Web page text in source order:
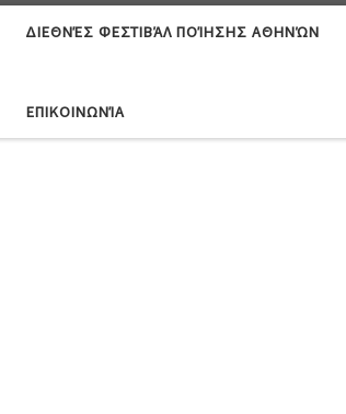
ΔΙΕΘΝΈΣ ΦΕΣΤΙΒΆΛ ΠΟΊΗΣΗΣ ΑΘΗΝΏΝ
ΕΠΙΚΟΙΝΩΝΊΑ